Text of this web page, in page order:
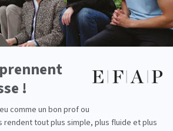
de communication de Lyon suit un fil
dans le monde professionnel. En
à l’EFAP Lyon vous effectuerez
stages au total – véritable atout sur le
d’entreprises partenaires (entreprises
up innovantes) qui ont accueillis
au service de relation entreprise au